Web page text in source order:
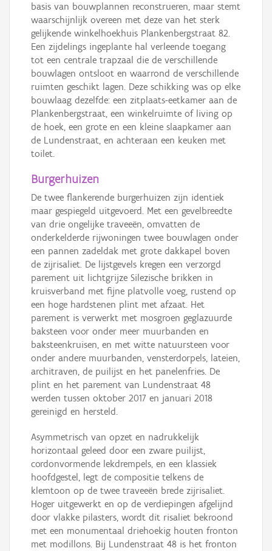
basis van bouwplannen reconstrueren, maar stemt
waarschijnlijk overeen met deze van het sterk
gelijkende winkelhoekhuis Plankenbergstraat 82.
Een zijdelings ingeplante hal verleende toegang
tot een centrale trapzaal die de verschillende
bouwlagen ontsloot en waarrond de verschillende
ruimten geschikt lagen. Deze schikking was op elke
bouwlaag dezelfde: een zitplaats-eetkamer aan de
Plankenbergstraat, een winkelruimte of living op
de hoek, een grote en een kleine slaapkamer aan
de Lundenstraat, en achteraan een keuken met
toilet.
Burgerhuizen
De twee flankerende burgerhuizen zijn identiek
maar gespiegeld uitgevoerd. Met een gevelbreedte
van drie ongelijke traveeën, omvatten de
onderkelderde rijwoningen twee bouwlagen onder
een pannen zadeldak met grote dakkapel boven
de zijrisaliet. De lijstgevels kregen een verzorgd
parement uit lichtgrijze Silezische brikken in
kruisverband met fijne platvolle voeg, rustend op
een hoge hardstenen plint met afzaat. Het
parement is verwerkt met mosgroen geglazuurde
baksteen voor onder meer muurbanden en
baksteenkruisen, en met witte natuursteen voor
onder andere muurbanden, vensterdorpels, lateien,
architraven, de puilijst en het panelenfries. De
plint en het parement van Lundenstraat 48
werden tussen oktober 2017 en januari 2018
gereinigd en hersteld.
Asymmetrisch van opzet en nadrukkelijk
horizontaal geleed door een zware puilijst,
cordonvormende lekdrempels, en een klassiek
hoofdgestel, legt de compositie telkens de
klemtoon op de twee traveeën brede zijrisaliet.
Hoger uitgewerkt en op de verdiepingen afgelijnd
door vlakke pilasters, wordt dit risaliet bekroond
met een monumentaal driehoekig houten fronton
met modillons. Bij Lundenstraat 48 is het fronton